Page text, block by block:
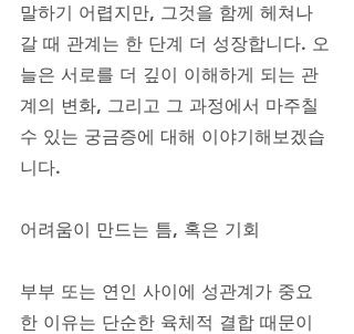
말하기 어렵지만, 그것을 함께 헤쳐나
갈 때 관계는 한 단계 더 성장합니다. 오
늘은 서로를 더 깊이 이해하게 되는 관
계의 변화, 그리고 그 과정에서 마주칠
수 있는 궁금증에 대해 이야기해보겠습
니다.
어려움이 만드는 틈, 혹은 기회
부부 또는 연인 사이에 성관계가 중요
한 이유는 단순한 육체적 결합 때문이